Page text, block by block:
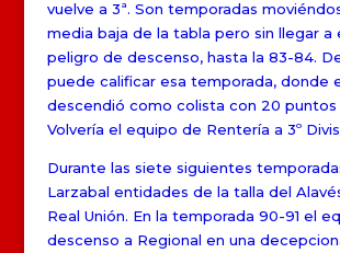
vuelve a 3ª. Son temporadas
media baja de la tabla pero sin llegar a
peligro de descenso, hasta la 83-84.
puede calificar esa temporada, donde
descendió como colista con 20 puntos
Volvería el equipo de Rentería a 3º
Durante las siete siguientes
Larzabal entidades de la talla del
Real Unión. En la temporada 90-91 el
descenso a Regional en una